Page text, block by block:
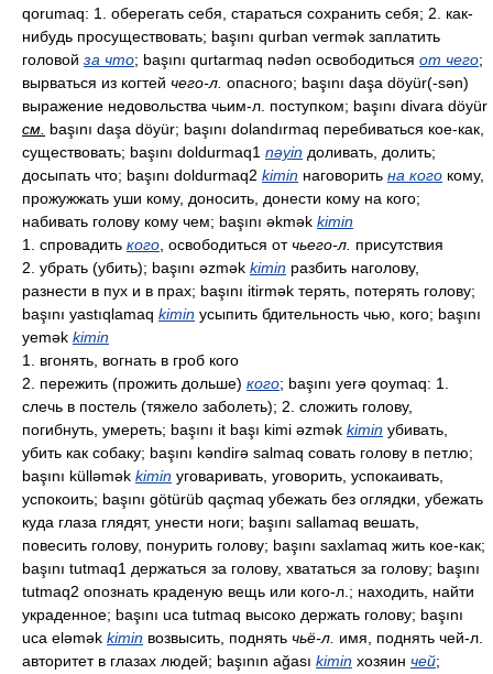
qorumaq: 1. оберегать себя, стараться сохранить себя; 2. как-
нибудь просуществовать; başını qurban vermək заплатить
головой за что; başını qurtarmaq nədən освободиться от чего;
вырваться из когтей чего-л. опасного; başını daşa döyür(-sən)
выражение недовольства чьим-л. поступком; başını divara döyür
см. başını daşa döyür; başını dolandırmaq перебиваться кое-как,
существовать; başını doldurmaq1 nəyin доливать, долить;
досыпать что; başını doldurmaq2 kimin наговорить на кого кому,
прожужжать уши кому, доносить, донести кому на кого;
набивать голову кому чем; başını əkmək kimin
1. спровадить кого , освободиться от чьего-л. присутствия
2. убрать (убить); başını əzmək kimin разбить наголову,
разнести в пух и в прах; başını itirmək терять, потерять голову;
başını yastıqlamaq kimin усыпить бдительность чью, кого; başını
yemək kimin
1. вгонять, вогнать в гроб кого
2. пережить (прожить дольше) кого; başını yerə qoymaq: 1.
слечь в постель (тяжело заболеть); 2. сложить голову,
погибнуть, умереть; başını it başı kimi əzmək kimin убивать,
убить как собаку; başını kəndirə salmaq совать голову в петлю;
başını külləmək kimin уговаривать, уговорить, успокаивать,
успокоить; başını götürüb qaçmaq убежать без оглядки, убежать
куда глаза глядят, унести ноги; başını sallamaq вешать,
повесить голову, понурить голову; başını saxlamaq жить кое-как;
başını tutmaq1 держаться за голову, хвататься за голову; başını
tutmaq2 опознать краденую вещь или кого-л.; находить, найти
украденное; başını uca tutmaq высоко держать голову; başını
uca eləmək kimin возвысить, поднять чьё-л. имя, поднять чей-л.
авторитет в глазах людей; başının ağası kimin хозяин чей;